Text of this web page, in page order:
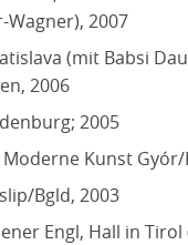
Wagner), 2007
(mit Babsi
2006
2005
Kunst Gyór/
Bgld, 2003
Engl, Hall in